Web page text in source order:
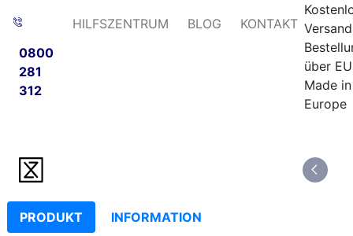
0800
281
312
HILFSZENTRUM BLOG KONTAKT
über
Made in
Europe
PRODUKT INFORMATION